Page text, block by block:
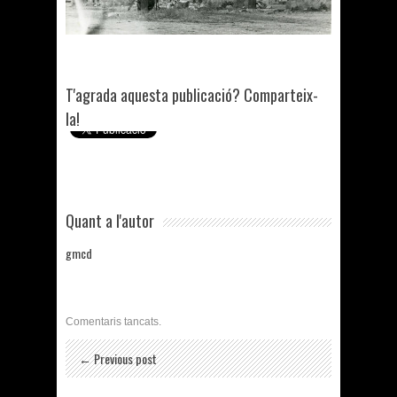
T'agrada aquesta publicació? Comparteix-
la!
Quant a l'autor
gmcd
Comentaris tancats.
← Previous post